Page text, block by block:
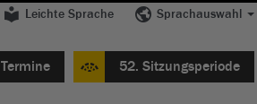
Leichte Sprache Sprachauswahl
Termine 52. Sitzungsperiode